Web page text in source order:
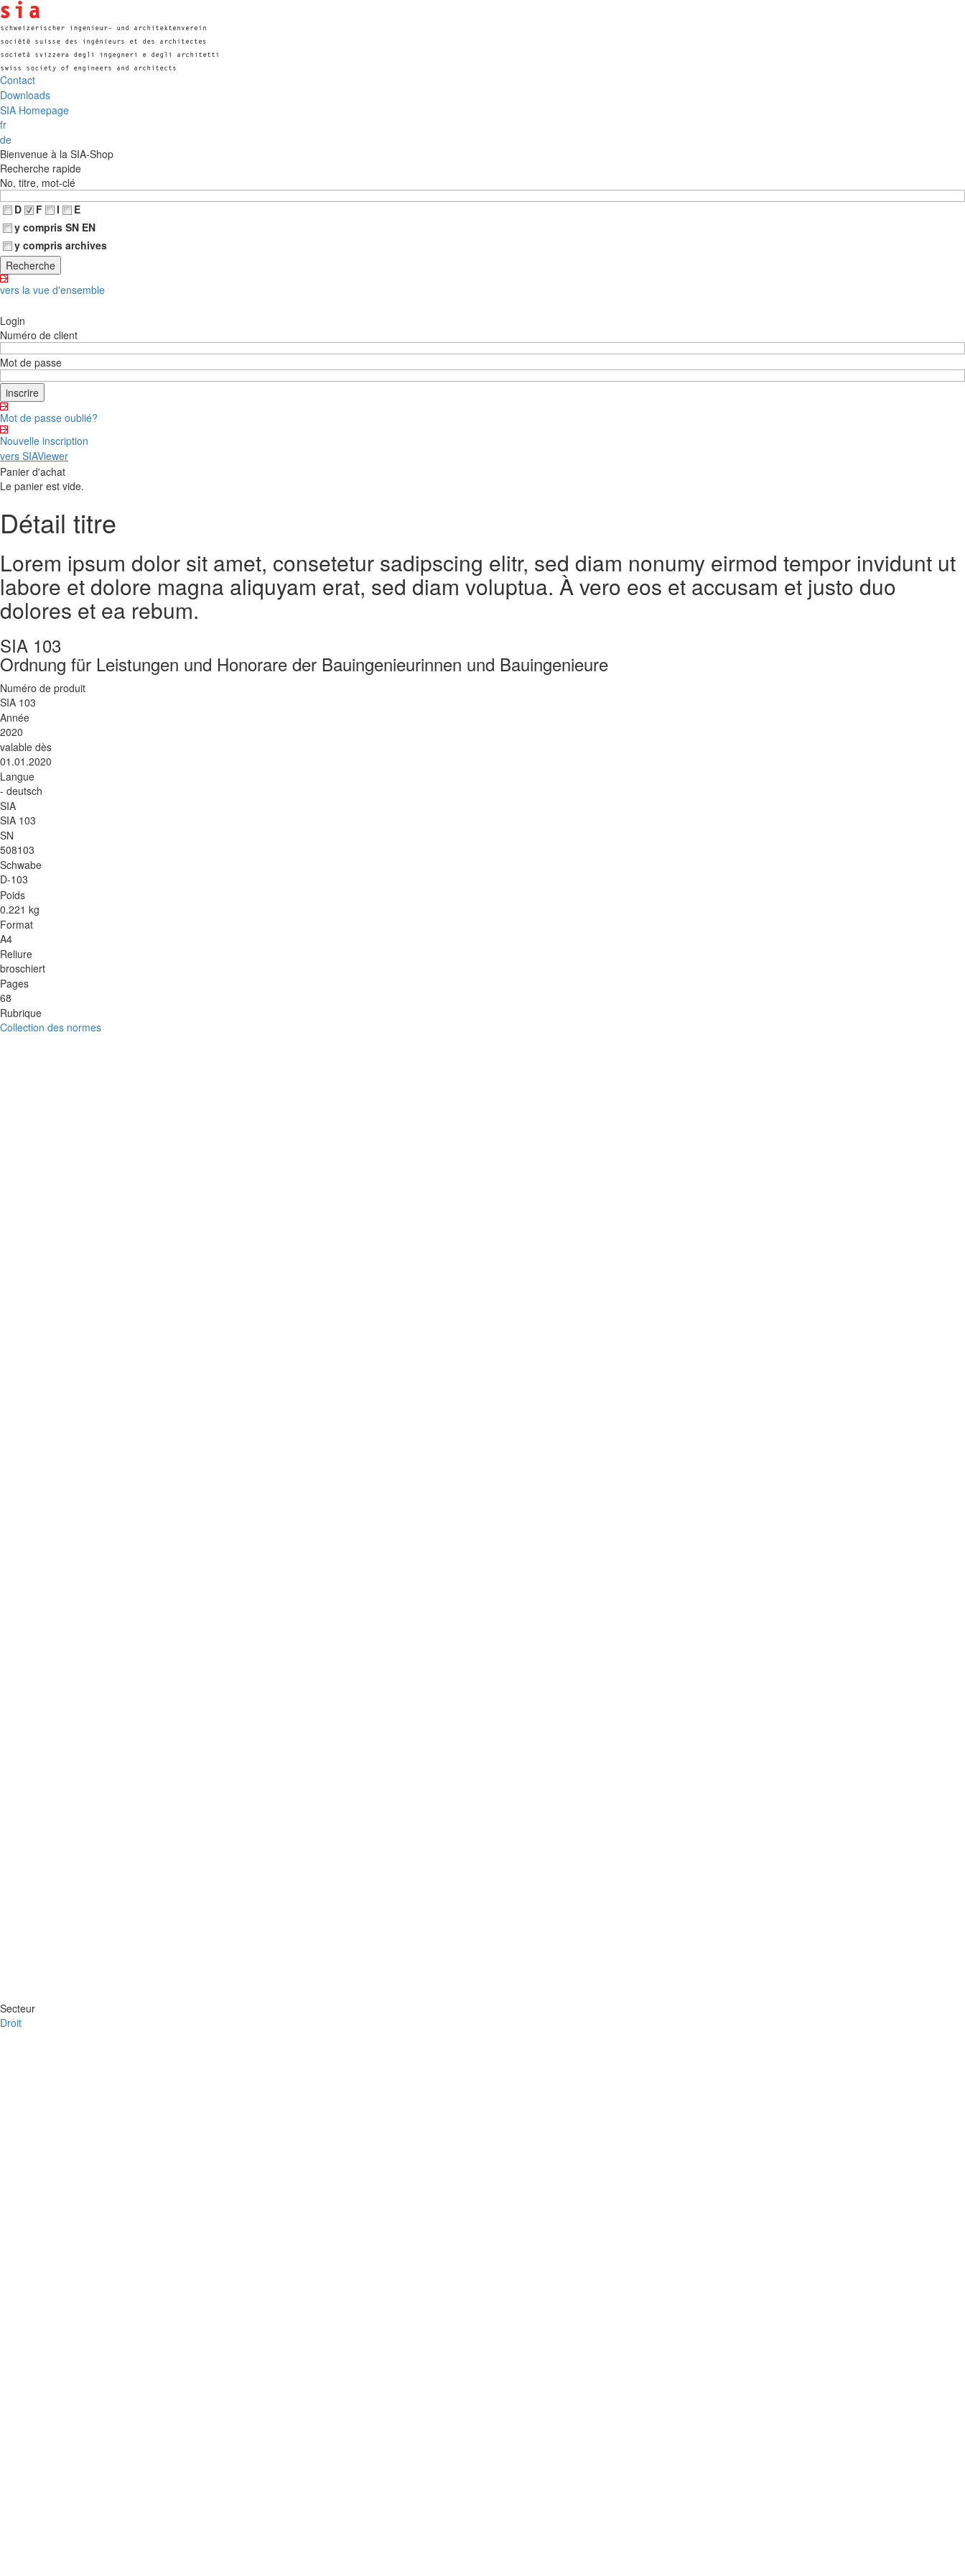
Contact
Downloads
SIA Homepage
fr
de
Bienvenue à la SIA-Shop
Recherche rapide
No, titre, mot-clé
D
F I
E
y compris SN EN
y compris archives
vers la vue d'ensemble
Login
Numéro de client
Mot de passe
Mot de passe oublié?
Nouvelle inscription
vers SIAViewer
Panier d'achat
Le panier est vide.
Détail titre
Lorem ipsum dolor sit amet, consetetur sadipscing elitr, sed diam nonumy eirmod tempor invidunt ut
labore et dolore magna aliquyam erat, sed diam voluptua. À vero eos et accusam et justo duo
dolores et ea rebum.
SIA 103
Ordnung für Leistungen und Honorare der Bauingenieurinnen und Bauingenieure
Numéro de produit
SIA 103
Année
2020
valable dès
01.01.2020
Langue
- deutsch
SIA
SIA 103
SN
508103
Schwabe
D-103
Poids
0.221 kg
Format
A4
Reliure
broschiert
Pages
68
Rubrique
Collection des normes
Secteur
Droit